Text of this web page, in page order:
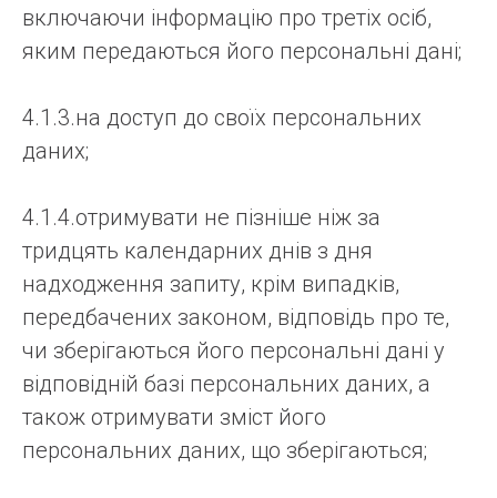
включаючи інформацію про третіх осіб,
яким передаються його персональні дані;
4.1.3.на доступ до своїх персональних
даних;
4.1.4.отримувати не пізніше ніж за
тридцять календарних днів з дня
надходження запиту, крім випадків,
передбачених законом, відповідь про те,
чи зберігаються його персональні дані у
відповідній базі персональних даних, а
також отримувати зміст його
персональних даних, що зберігаються;